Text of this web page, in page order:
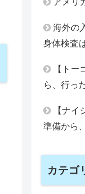
海外の
身体検査
【ト
ら、行っ
【ナ
準備から
カテゴ